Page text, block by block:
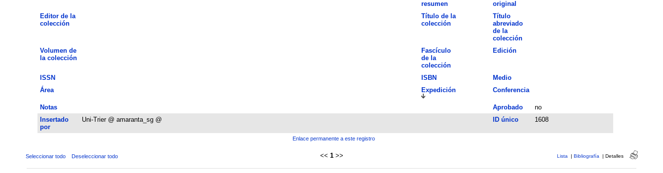
resumen
original
Editor de la
colección
Título de la
colección
Título
abreviado
de la
colección
Volumen de
la colección
Fascículo
de la
colección
Edición
ISSN ISBN
Medio
Área
Expedición Conferencia
Notas Aprobado
no
Insertado
por
Uni-Trier @ amaranta_sg @ ID único 1608
Enlace permanente a este registro
Seleccionar todo Deseleccionar todo << 1 >> Lista | Bibliografía | Detalles